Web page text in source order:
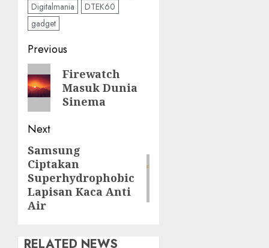
Digitalmania
DTEK60
gadget
Post
navigation
Previous
Previous
post:
Firewatch
Masuk Dunia
Sinema
Next
Next
post:
Samsung
Ciptakan
Superhydrophobic
Lapisan Kaca Anti
Air
RELATED NEWS